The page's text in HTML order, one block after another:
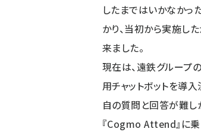
したまではいかなかっ
かり、当初から実施し
来ました。
現在は、遠鉄グループ
用チャットボットを導
自の質問と回答が難し
『Cogmo Attend』に乗